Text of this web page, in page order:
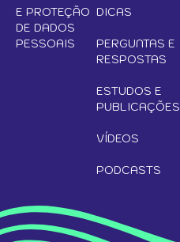
E PROTEÇÃO
DE DADOS
PESSOAIS
DICAS
PERGUNTAS E
RESPOSTAS
ESTUDOS E
PUBLICAÇÕES
VÍDEOS
PODCASTS